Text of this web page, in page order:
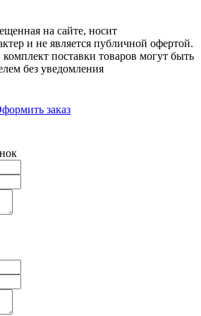
на сайте, носит
и не является публичной офертой.
поставки товаров могут быть
без уведомления
заказ